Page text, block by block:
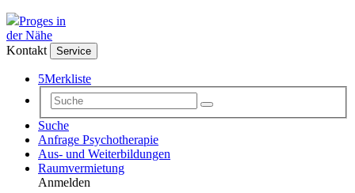
Proges in
der Nähe
Kontakt
Service
5Merkliste
Suche
Anfrage Psychotherapie
Aus- und Weiterbildungen
Raumvermietung
Anmelden